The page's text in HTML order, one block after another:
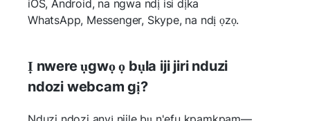
iOS, Android, na ngwa ndị isi dịka
WhatsApp, Messenger, Skype, na ndị ọzọ.
Ị nwere ụgwọ ọ bụla iji jiri nduzi
ndozi webcam gị?